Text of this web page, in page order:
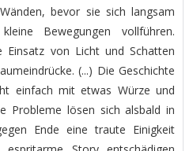
bevor sie sich langsam
Bewegungen vollführen.
Einsatz von Licht und Schatten
(...) Die Geschichte
einfach mit etwas Würze und
Probleme lösen sich alsbald in
Ende eine traute Einigkeit